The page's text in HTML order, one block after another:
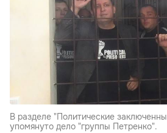
В разделе "Политические
упомянуто дело "группы Петренко".